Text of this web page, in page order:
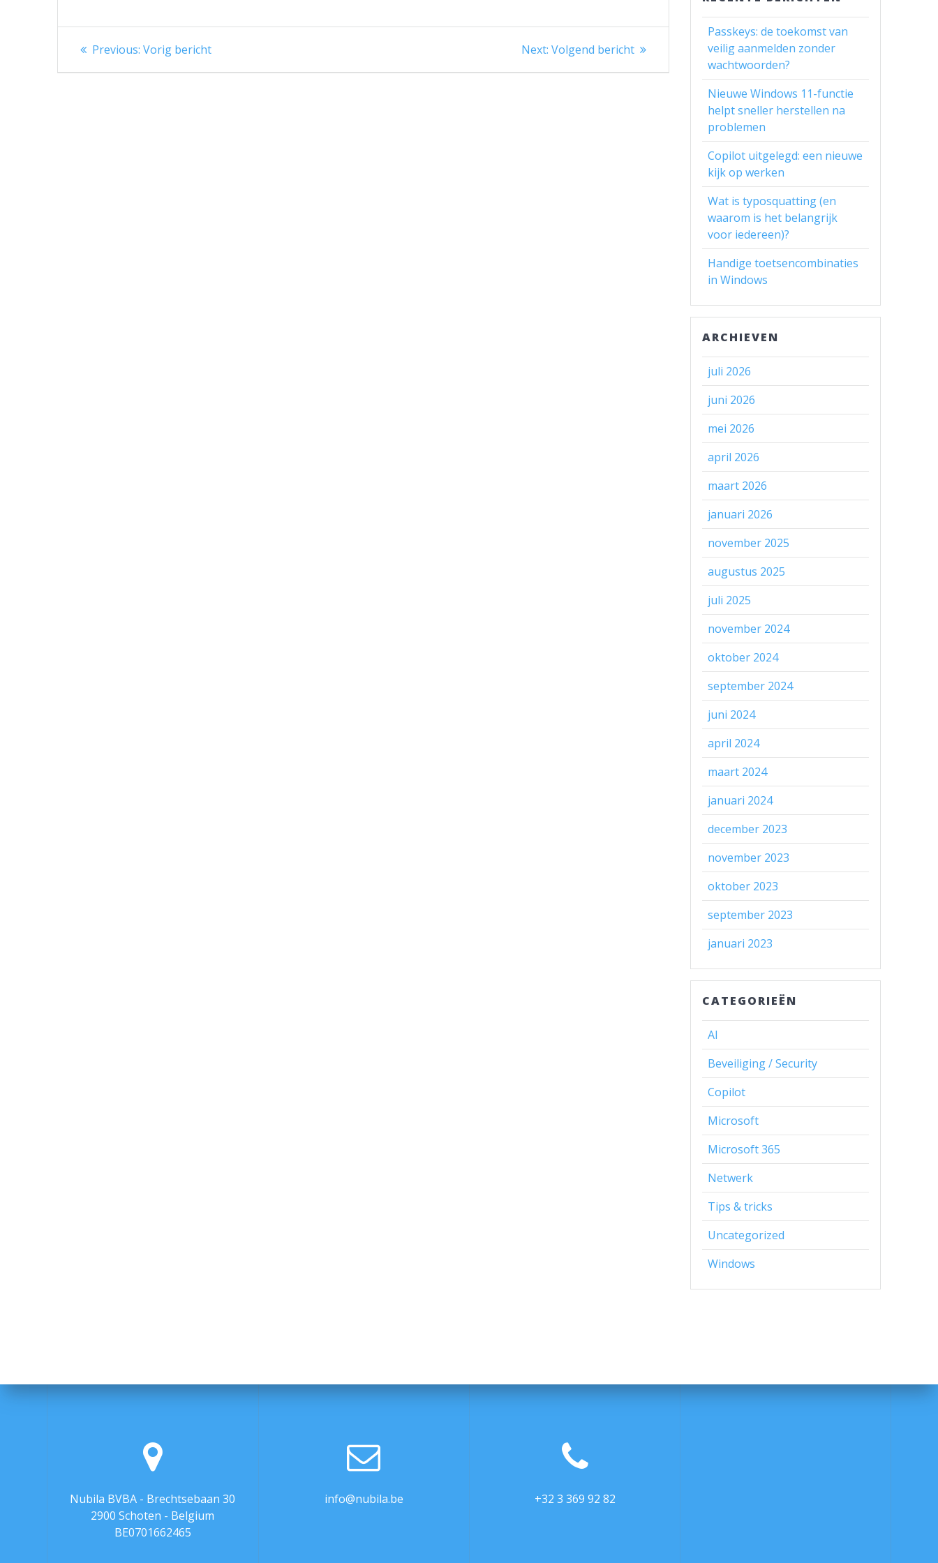
Berichtnavigatie
Previous: Previous
Vorig bericht Next: Next
Volgend bericht
Passkeys: de toekomst van
veilig aanmelden zonder
wachtwoorden?
Nieuwe Windows 11-functie
helpt sneller herstellen na
problemen
Copilot uitgelegd: een nieuwe
kijk op werken
Wat is typosquatting (en
waarom is het belangrijk
voor iedereen)?
Handige toetsencombinaties
in Windows
ARCHIEVEN
juli 2026
juni 2026
mei 2026
april 2026
maart 2026
januari 2026
november 2025
augustus 2025
juli 2025
november 2024
oktober 2024
september 2024
juni 2024
april 2024
maart 2024
januari 2024
december 2023
november 2023
oktober 2023
september 2023
januari 2023
CATEGORIEËN
AI
Beveiliging / Security
Copilot
Microsoft
Microsoft 365
Netwerk
Tips & tricks
Uncategorized
Windows
Nubila BVBA - Brechtsebaan 30
2900 Schoten - Belgium
BE0701662465
info@nubila.be +32 3 369 92 82